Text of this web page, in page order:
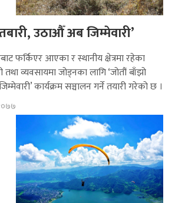
उठाऔँ अब जिम्मेवारी’
फर्किएर आएका र स्थानीय क्षेत्रमा रहेका
तथा व्यवसायमा जोड्नका लागि ‘जोतौं बाँझो
कार्यक्रम सञ्चालन गर्ने तयारी गरेको छ ।